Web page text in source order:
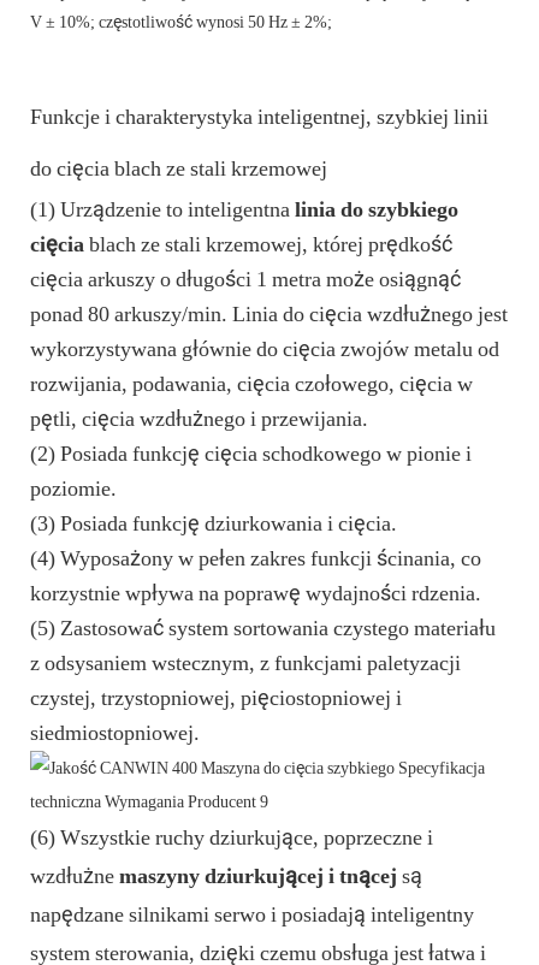
V ± 10%; częstotliwość wynosi 50 Hz ± 2%;
Funkcje i charakterystyka inteligentnej, szybkiej linii
do cięcia blach ze stali krzemowej
(1) Urządzenie to inteligentna linia do szybkiego
cięcia blach ze stali krzemowej, której prędkość
cięcia arkuszy o długości 1 metra może osiągnąć
ponad 80 arkuszy/min. Linia do cięcia wzdłużnego jest
wykorzystywana głównie do cięcia zwojów metalu od
rozwijania, podawania, cięcia czołowego, cięcia w
pętli, cięcia wzdłużnego i przewijania.
(2) Posiada funkcję cięcia schodkowego w pionie i
poziomie.
(3) Posiada funkcję dziurkowania i cięcia.
(4) Wyposażony w pełen zakres funkcji ścinania, co
korzystnie wpływa na poprawę wydajności rdzenia.
(5) Zastosować system sortowania czystego materiału
z odsysaniem wstecznym, z funkcjami paletyzacji
czystej, trzystopniowej, pięciostopniowej i
siedmiostopniowej.
(6) Wszystkie ruchy dziurkujące, poprzeczne i
wzdłużnemaszyny dziurkującej i tnącej są
napędzane silnikami serwo i posiadają inteligentny
system sterowania, dzięki czemu obsługa jest łatwa i